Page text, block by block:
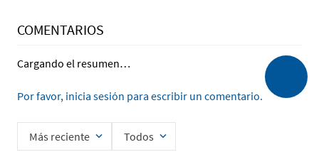
COMENTARIOS
Cargando el resumen…
Por favor, inicia sesión para escribir un comentario.
Más reciente Todos